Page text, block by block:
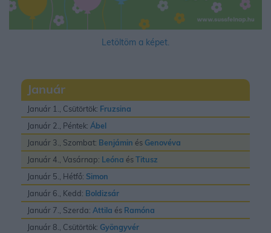
Letöltöm a képet.
Január
Január 1., Csütörtök: Fruzsina
Január 2., Péntek: Ábel
Január 3., Szombat: Benjámin és Genovéva
Január 4., Vasárnap: Leóna ésTitusz
Január 5., Hétfő: Simon
Január 6., Kedd: Boldizsár
Január 7., Szerda: Attila és Ramóna
Január 8., Csütörtök: Gyöngyvér